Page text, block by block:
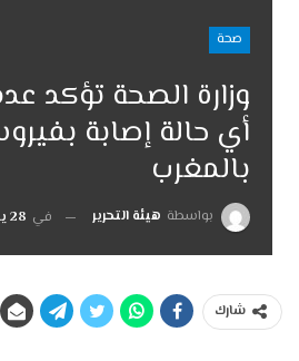
صحة
وزارة الصحة تؤكد
أي حالة إصابة
بالمغرب
بواسطة هيئة التحرير في 28 يونيو, 2014
شارك